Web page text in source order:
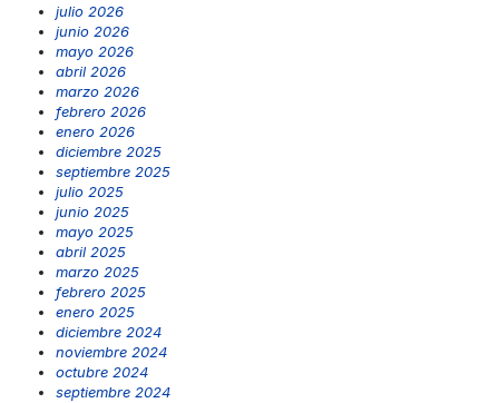
julio 2026
junio 2026
mayo 2026
abril 2026
marzo 2026
febrero 2026
enero 2026
diciembre 2025
septiembre 2025
julio 2025
junio 2025
mayo 2025
abril 2025
marzo 2025
febrero 2025
enero 2025
diciembre 2024
noviembre 2024
octubre 2024
septiembre 2024